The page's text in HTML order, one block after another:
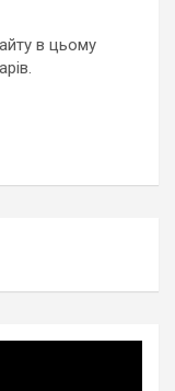
в цьому